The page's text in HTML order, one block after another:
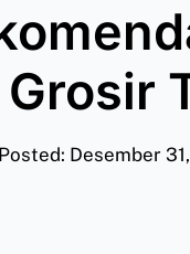
Grosir
Desember